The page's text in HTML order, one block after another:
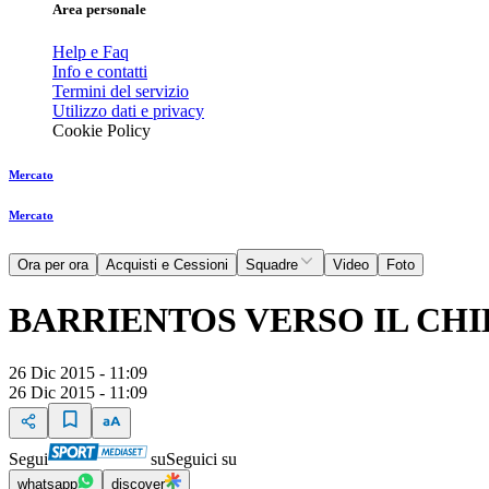
Area personale
Help e Faq
Info e contatti
Termini del servizio
Utilizzo dati e privacy
Cookie Policy
Mercato
Mercato
Ora per ora Acquisti e Cessioni Squadre Video Foto
BARRIENTOS VERSO IL
26 Dic 2015 - 11:09
26 Dic 2015 - 11:09
Segui suSeguici su
whatsapp discover